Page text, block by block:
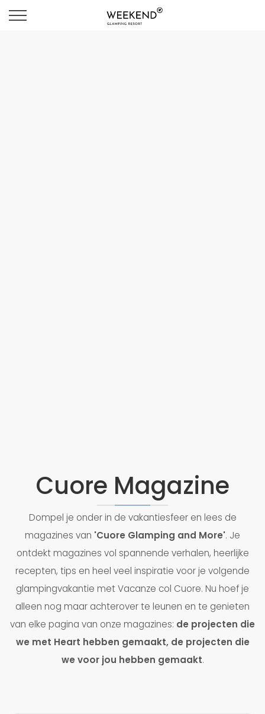
Cuore Magazine
Dompel je onder in de vakantiesfeer en lees de
magazines van 'Cuore Glamping and More'. Je
ontdekt magazines vol spannende verhalen, heerlijke
recepten, tips en heel veel inspiratie voor je volgende
glampingvakantie met Vacanze col Cuore. Nu hoef je
alleen nog maar achterover te leunen en te genieten
van elke pagina van onze magazines: de projecten die
we met Heart hebben gemaakt, de projecten die
we voor jou hebben gemaakt.